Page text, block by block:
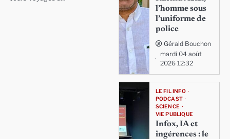
l’homme sous
l’uniforme de
police
Gérald Bouchon
mardi 04 août
2026 12:32
LE FIL INFO
PODCAST
SCIENCE
VIE PUBLIQUE
Infox, IA et
ingérences : le